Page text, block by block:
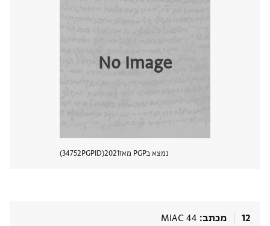
No Image
נמצא בPGP מאז 2021
PGPID
34752
12 מכתב MIAC 44